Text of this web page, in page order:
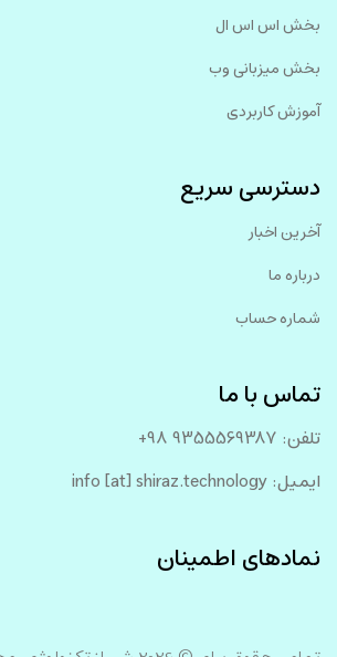
بخش اس اس ال
بخش میزبانی وب
آموزش کاربردی
دسترسی سریع
آخرین اخبار
درباره ما
شماره حساب
تماس با ما
تلفن: 9355569387 98+
ایمیل:‌ info [at] shiraz.technology
نمادهای اطمینان